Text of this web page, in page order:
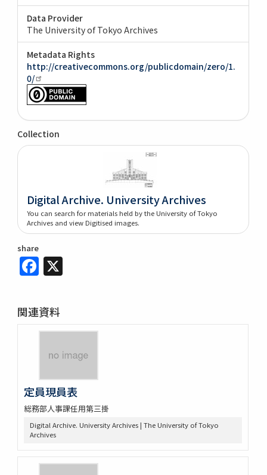
Data Provider
The University of Tokyo Archives
Metadata Rights
http://creativecommons.org/publicdomain/zero/1.
0/
Collection
Digital Archive. University Archives
You can search for materials held by the University of Tokyo
Archives and view Digitised images.
share
Facebook
関連資料
定員現員表
総務部人事課任用第三掛
Digital Archive. University Archives | The University of Tokyo
Archives